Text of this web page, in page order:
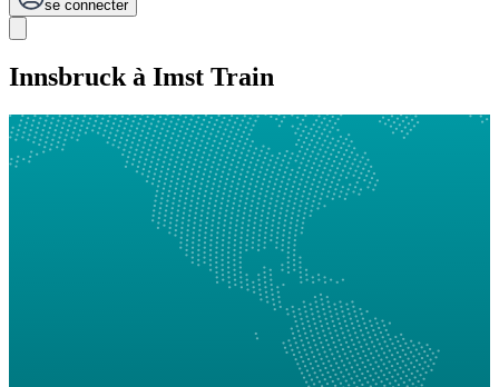
se connecter
Innsbruck à Imst Train